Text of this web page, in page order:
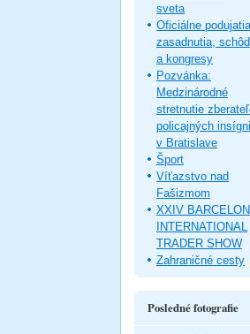
sveta
Oficiálne
zasadnutia,
a kongresy
Pozvánka:
Medzinárodné
stretnutie
policajných
v Bratislave
Šport
Víťazstvo nad
Fašizmom
XXIV
INTERNATIONAL
TRADER SHOW
Zahraničné cesty
Posledné fotografie